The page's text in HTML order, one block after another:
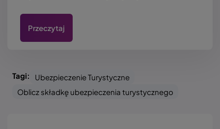
Przeczytaj
Tagi:
Ubezpieczenie Turystyczne
Oblicz składkę ubezpieczenia turystycznego